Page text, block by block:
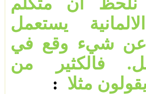
يستعمل
عن شيء وقع في
فالكثير من
مثلا :